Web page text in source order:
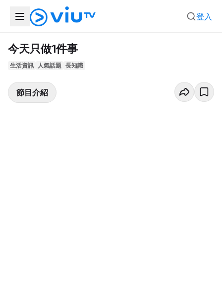
登入
今天只做1件事
生活資訊 人氣話題 長知識
節目介紹